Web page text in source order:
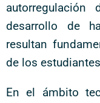
desarrollo de
resultan
de los
En el ámbito